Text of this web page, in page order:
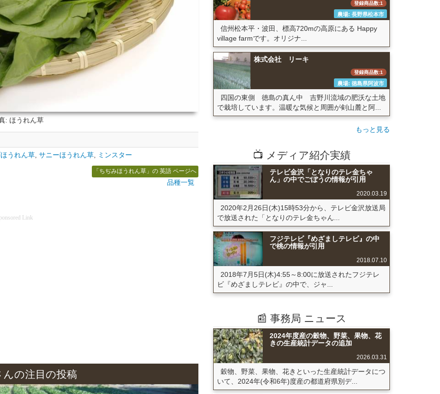
: ほうれん草
うれん草, サニーほうれん草, ミンスター
「ちぢみほうれん草」の 英語 ページへ
品種一覧
Link
んの注目の投稿
登録商品数:1
農場: 長野県松本市
信州松本平・波田、標高720mの高原にある Happy
village farmです。オリジナ...
株式会社 リーキ
登録商品数:1
農場: 徳島県阿波市
四国の東側 徳島の真ん中 吉野川流域の肥沃な土地
で栽培しています。温暖な気候と周囲が剣山麓と阿...
もっと見る
📺 メディア紹介実績
テレビ金沢「となりのテレ金ちゃ
ん」の中でごぼうの情報が引用
2020.03.19
2020年2月26日(木)15時53分から、テレビ金沢放送局
で放送された「となりのテレ金ちゃん...
フジテレビ『めざましテレビ』の中
で桃の情報が引用
2018.07.10
2018年7月5日(木)4:55～8:00に放送されたフジテレ
ビ『めざましテレビ』の中で、ジャ...
📰 事務局 ニュース
2024年度産の穀物、野菜、果物、花
きの生産統計データの追加
2026.03.31
穀物、野菜、果物、花きといった生産統計データにつ
いて、2024年(令和6年)度産の都道府県別デ...